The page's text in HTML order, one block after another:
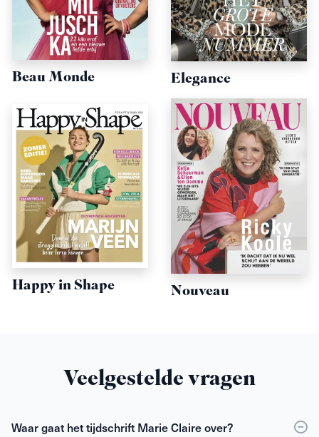
Beau Monde Elegance
Happy in Shape Nouveau
Veelgestelde vragen
Waar gaat het tijdschrift Marie Claire over?